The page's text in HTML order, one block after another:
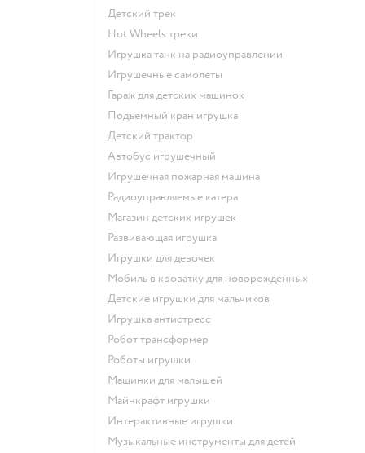
Детский трек
Hot Wheels треки
Игрушка танк на радиоуправлении
Игрушечные самолеты
Гараж для детских машинок
Подъемный кран игрушка
Детский трактор
Автобус игрушечный
Игрушечная пожарная машина
Радиоуправляемые катера
Магазин детских игрушек
Развивающая игрушка
Игрушки для девочек
Мобиль в кроватку для новорожденных
Детские игрушки для мальчиков
Игрушка антистресс
Робот трансформер
Роботы игрушки
Машинки для малышей
Майнкрафт игрушки
Интерактивные игрушки
Музыкальные инструменты для детей